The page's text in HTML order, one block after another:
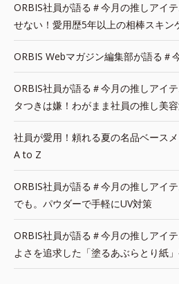
ORBIS社員が語る＃今月の推しアイ
せない！愛用歴5年以上の相棒スキン
ORBIS Webマガジン編集部が語る＃
ORBIS社員が語る＃今月の推しアイ
タつきは嫌！わがまま社員の推し美
社員が愛用！頼れる夏の名品ベース
A to Z
ORBIS社員が語る＃今月の推しアイ
でも。パウダーで手軽にUV対策
ORBIS社員が語る＃今月の推しアイ
よさを追求した「塗るあぶらとり紙